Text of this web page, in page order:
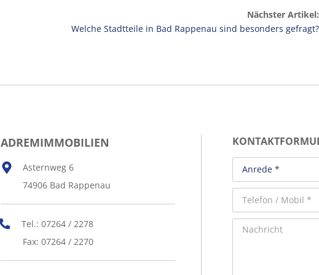
Nächster Artikel:
Welche Stadtteile in Bad Rappenau sind besonders gefragt?
ADREMIMMOBILIEN
Asternweg 6
74906 Bad Rappenau
Tel.: 07264 / 2278
Fax: 07264 / 2270